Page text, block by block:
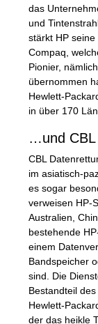
das
und
stärkt HP
Compaq,
Pionier,
übernommen
Hewlett-
in über 170
…und CBL
CBL
im asiatisch-
es sogar
verweisen HP-
Australien,
bestehende
einem
Bandspeicher
sind. Die
Bestandteil des
Hewlett-
der das heikle